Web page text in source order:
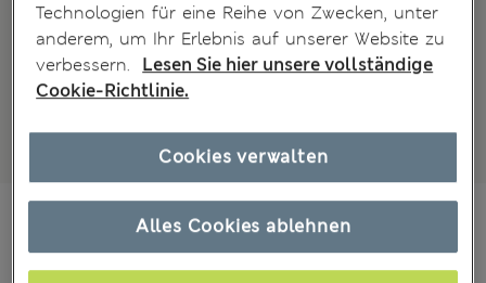
€19.00
Technologien für eine Reihe von Zwecken, unter
anderem, um Ihr Erlebnis auf unserer Website zu
verbessern.
Lesen Sie hier unsere vollständige
Cookie-Richtlinie.
Alles Cookies ablehnen
Cookies verwalten